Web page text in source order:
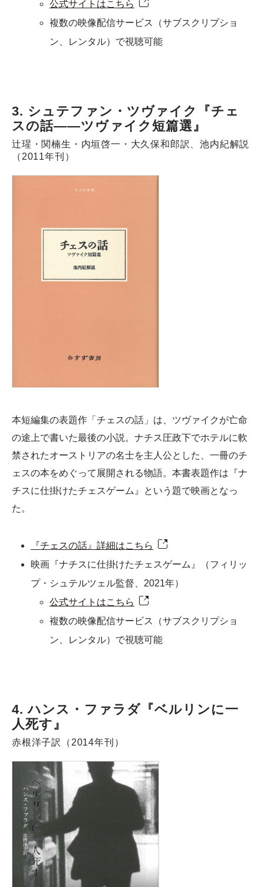
公式サイトはこちら
複数の映像配信サービス（サブスクリプショ
ン、レンタル）で視聴可能
3. シュテファン・ツヴァイク『チェ
スの話――ツヴァイク短篇選』
辻瑆・関楠生・内垣啓一・大久保和郎訳、池内紀解説
（2011年刊）
本短編集の表題作「チェスの話」は、ツヴァイクが亡命
の途上で書いた最後の小説。ナチス圧政下でホテルに軟
禁されたオーストリアの名士を主人公とした、一冊のチ
ェスの本をめぐって展開される物語。本書表題作は『ナ
チスに仕掛けたチェスゲーム』という題で映画となっ
た。
『チェスの話』詳細はこちら
映画『ナチスに仕掛けたチェスゲーム』（フィリッ
プ・シュテルツェル監督、2021年）
公式サイトはこちら
複数の映像配信サービス（サブスクリプショ
ン、レンタル）で視聴可能
4. ハンス・ファラダ『ベルリンに一
人死す』
赤根洋子訳（2014年刊）